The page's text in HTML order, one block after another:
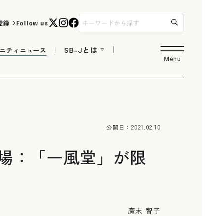
録 Follow us
ティニュース SB-Jとは
Menu
公開日：2021.02.10
：「一風堂」が限
廣末 智子